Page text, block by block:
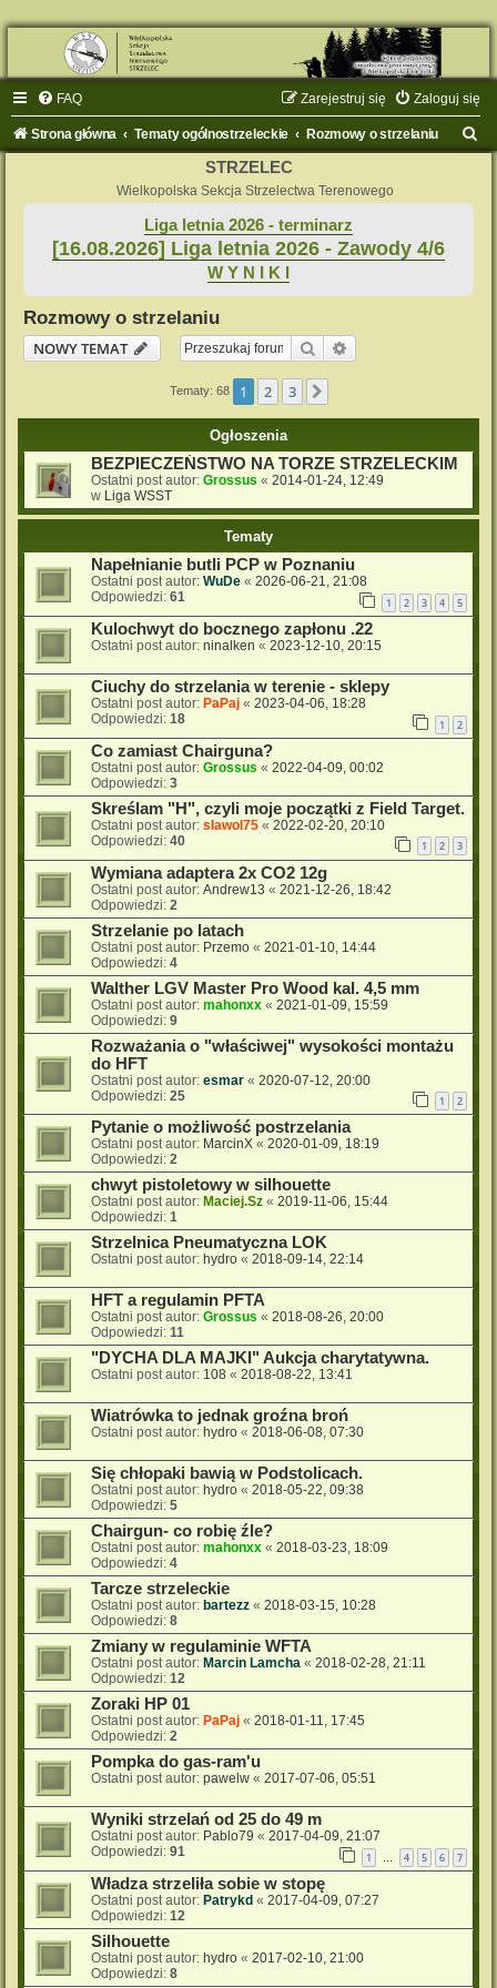
FAQ Zaloguj się
Zarejestruj się
Strona główna Tematy ogólnostrzeleckie Rozmowy o strzelaniu
STRZELEC
Wielkopolska Sekcja Strzelectwa Terenowego
Liga letnia 2026 - terminarz
[16.08.2026] Liga letnia 2026 - Zawody 4/6
W Y N I K I
Rozmowy o strzelaniu
NOWY TEMAT
Szukaj
Tematy: 68 1 2 3
Ogłoszenia
BEZPIECZEŃSTWO NA TORZE STRZELECKIM
Ostatni post autor: Grossus « 2014-01-24, 12:49
w Liga WSST
Tematy
Napełnianie butli PCP w Poznaniu
Ostatni post autor: WuDe « 2026-06-21, 21:08
Odpowiedzi: 61 1 2 3 4 5
Kulochwyt do bocznego zapłonu .22
Ostatni post autor: ninalken « 2023-12-10, 20:15
Ciuchy do strzelania w terenie - sklepy
Ostatni post autor: PaPaj « 2023-04-06, 18:28
Odpowiedzi: 18 1 2
Co zamiast Chairguna?
Ostatni post autor: Grossus « 2022-04-09, 00:02
Odpowiedzi: 3
Skreślam "H", czyli moje początki z Field Target.
Ostatni post autor: slawol75 « 2022-02-20, 20:10
Odpowiedzi: 40 1 2 3
Wymiana adaptera 2x CO2 12g
Ostatni post autor: Andrew13 « 2021-12-26, 18:42
Odpowiedzi: 2
Strzelanie po latach
Ostatni post autor: Przemo « 2021-01-10, 14:44
Odpowiedzi: 4
Walther LGV Master Pro Wood kal. 4,5 mm
Ostatni post autor: mahonxx « 2021-01-09, 15:59
Odpowiedzi: 9
Rozważania o "właściwej" wysokości montażu
do HFT
Ostatni post autor: esmar « 2020-07-12, 20:00
Odpowiedzi: 25 1 2
Pytanie o możliwość postrzelania
Ostatni post autor: MarcinX « 2020-01-09, 18:19
Odpowiedzi: 2
chwyt pistoletowy w silhouette
Ostatni post autor: Maciej.Sz « 2019-11-06, 15:44
Odpowiedzi: 1
Strzelnica Pneumatyczna LOK
Ostatni post autor: hydro « 2018-09-14, 22:14
HFT a regulamin PFTA
Ostatni post autor: Grossus « 2018-08-26, 20:00
Odpowiedzi: 11
"DYCHA DLA MAJKI" Aukcja charytatywna.
Ostatni post autor: 108 « 2018-08-22, 13:41
Wiatrówka to jednak groźna broń
Ostatni post autor: hydro « 2018-06-08, 07:30
Się chłopaki bawią w Podstolicach.
Ostatni post autor: hydro « 2018-05-22, 09:38
Odpowiedzi: 5
Chairgun- co robię źle?
Ostatni post autor: mahonxx « 2018-03-23, 18:09
Odpowiedzi: 4
Tarcze strzeleckie
Ostatni post autor: bartezz « 2018-03-15, 10:28
Odpowiedzi: 8
Zmiany w regulaminie WFTA
Ostatni post autor: Marcin Lamcha « 2018-02-28, 21:11
Odpowiedzi: 12
Zoraki HP 01
Ostatni post autor: PaPaj « 2018-01-11, 17:45
Odpowiedzi: 2
Pompka do gas-ram'u
Ostatni post autor: pawelw « 2017-07-06, 05:51
Wyniki strzelań od 25 do 49 m
Ostatni post autor: Pablo79 « 2017-04-09, 21:07
Odpowiedzi: 91 1 … 4 5 6 7
Władza strzeliła sobie w stopę
Ostatni post autor: Patrykd « 2017-04-09, 07:27
Odpowiedzi: 12
Silhouette
Ostatni post autor: hydro « 2017-02-10, 21:00
Odpowiedzi: 8